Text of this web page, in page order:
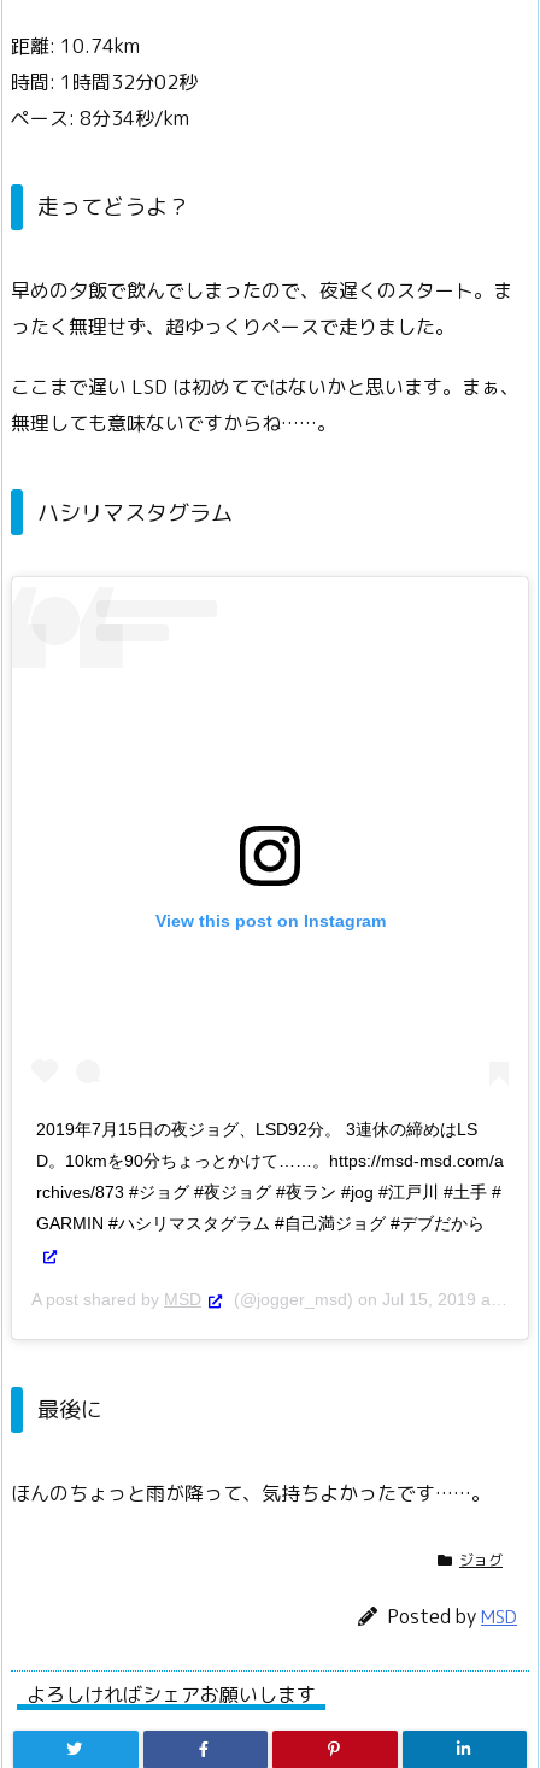
距離: 10.74km
時間: 1時間32分02秒
ペース: 8分34秒/km
走ってどうよ？
早めの夕飯で飲んでしまったので、夜遅くのスタート。ま
ったく無理せず、超ゆっくりペースで走りました。
ここまで遅い LSD は初めてではないかと思います。まぁ、
無理しても意味ないですからね……。
ハシリマスタグラム
View this post on Instagram
2019年7月15日の夜ジョグ、LSD92分。 3連休の締めはLS
D。10kmを90分ちょっとかけて……。https://msd-msd.com/a
rchives/873 #ジョグ #夜ジョグ #夜ラン #jog #江戸川 #土手 #
GARMIN #ハシリマスタグラム #自己満ジョグ #デブだから
A post shared by MSD (@jogger_msd) on Jul 15, 2019 at 8:38am PDT
最後に
ほんのちょっと雨が降って、気持ちよかったです……。
ジョグ
Posted byMSD
よろしければシェアお願いします